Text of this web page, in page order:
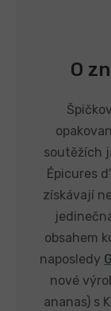
O
soutěžích
Épicures
získávají
obsahem
naposledy
nové
ananas) s